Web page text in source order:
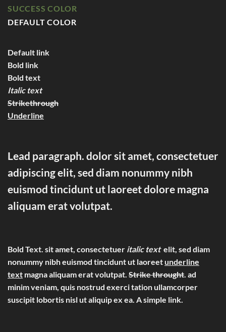
SUCCESS COLOR
DEFAULT COLOR
Default link
Bold link
Bold text
Italic text
Strikethrough
Underline
Lead paragraph. dolor sit amet, consectetuer
adipiscing elit, sed diam nonummy nibh
euismod tincidunt ut laoreet dolore magna
aliquam erat volutpat.
Bold Text. sit amet, consectetuer italic text elit, sed diam
nonummy nibh euismod tincidunt ut laoreet underline
text magna aliquam erat volutpat. Strike throught . ad
minim veniam, quis nostrud exerci tation ullamcorper
suscipit lobortis nisl ut aliquip ex ea. A simple link.